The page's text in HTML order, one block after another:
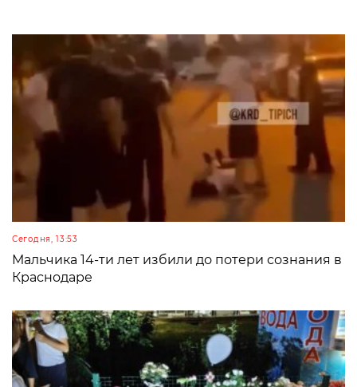
Сегодня, 13:53
Мальчика 14-ти лет избили до потери сознания в
Краснодаре